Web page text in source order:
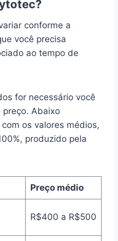
conforme a
você precisa
ao tempo de
for necessário você
preço. Abaixo
os valores médios,
produzido pela
Preço médio
R$400 a R$500